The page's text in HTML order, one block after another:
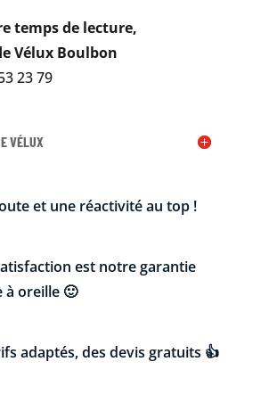
temps de lecture,
Vélux Boulbon
23 79
VÉLUX
et une réactivité au top !
est notre garantie
à oreille 🙂
adaptés, des devis gratuits 👍